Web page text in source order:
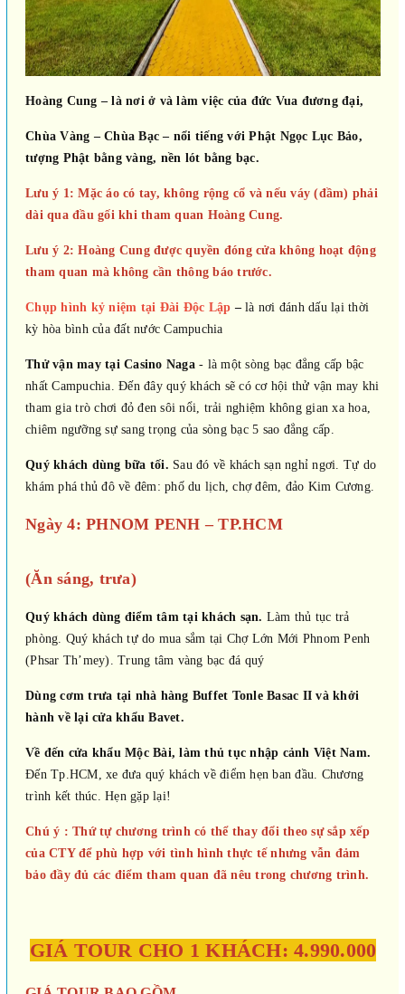
Hoàng Cung – là nơi ở và làm việc của đức Vua đương đại,
Chùa Vàng – Chùa Bạc – nổi tiếng với Phật Ngọc Lục Bảo,
tượng Phật bằng vàng, nền lót bằng bạc.
Lưu ý 1: Mặc áo có tay, không rộng cổ và nếu váy (đầm) phải
dài qua đầu gối khi tham quan Hoàng Cung.
Lưu ý 2: Hoàng Cung được quyền đóng cửa không hoạt động
tham quan mà không cần thông báo trước.
Chụp hình kỷ niệm tại Đài Độc Lập – là nơi đánh dấu lại thời
kỳ hòa bình của đất nước Campuchia
Thử vận may tại Casino Naga - là một sòng bạc đẳng cấp bậc
nhất Campuchia. Đến đây quý khách sẽ có cơ hội thử vận may khi
tham gia trò chơi đỏ đen sôi nổi, trải nghiệm không gian xa hoa,
chiêm ngưỡng sự sang trọng của sòng bạc 5 sao đẳng cấp.
Quý khách dùng bữa tối. Sau đó về khách sạn nghỉ ngơi. Tự do
khám phá thủ đô về đêm: phố du lịch, chợ đêm, đảo Kim Cương.
Ngày 4: PHNOM PENH – TP.HCM
(Ăn sáng, trưa)
Quý khách dùng điểm tâm tại khách sạn. Làm thủ tục trả
phòng. Quý khách tự do mua sắm tại Chợ Lớn Mới Phnom Penh
(Phsar Th’mey). Trung tâm vàng bạc đá quý
Dùng cơm trưa tại nhà hàng Buffet Tonle Basac IIvà khởi
hành về lại cửa khẩu Bavet.
Về đến cửa khẩu Mộc Bài, làm thủ tục nhập cảnh Việt Nam.
Đến Tp.HCM, xe đưa quý khách về điểm hẹn ban đầu. Chương
trình kết thúc. Hẹn gặp lại!
Chú ý : Thứ tự chương trình có thể thay đổi theo sự sắp xếp
của CTY để phù hợp với tình hình thực tế nhưng vẫn đảm
bảo đầy đủ các điểm tham quan đã nêu trong chương trình.
GIÁ TOUR CHO 1 KHÁCH: 4.990.000